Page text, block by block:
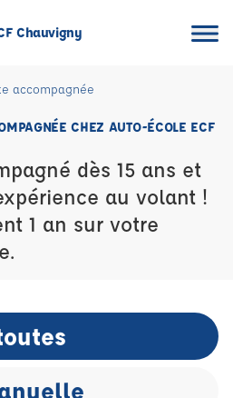
Chauvigny
accompagnée
CHEZ AUTO-ÉCOLE ECF
dès 15 ans et
au volant !
1 an sur votre